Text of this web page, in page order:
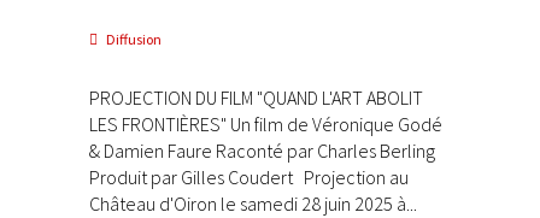
Diffusion
PROJECTION DU FILM "QUAND L'ART ABOLIT
LES FRONTIÈRES" Un film de Véronique Godé
& Damien Faure Raconté par Charles Berling
Produit par Gilles Coudert Projection au
Château d'Oiron le samedi 28 juin 2025 à...